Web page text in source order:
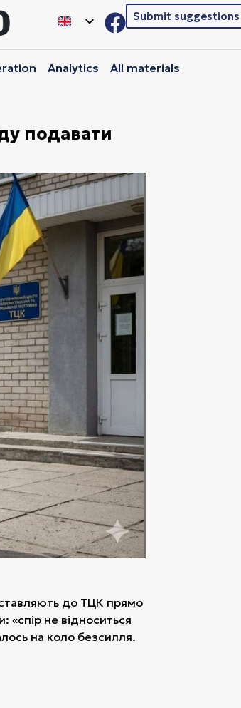
Submit suggestions
Analytics All materials
подавати
до ТЦК прямо
«спір не відноситься
на коло безсилля.